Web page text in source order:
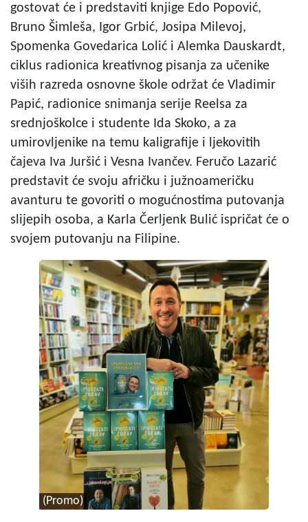
gostovat će i predstaviti knjige Edo Popović,
Bruno Šimleša, Igor Grbić, Josipa Milevoj,
Spomenka Govedarica Lolić i Alemka Dauskardt,
ciklus radionica kreativnog pisanja za učenike
viših razreda osnovne škole održat će Vladimir
Papić, radionice snimanja serije Reelsa za
srednjoškolce i studente Ida Skoko, a za
umirovljenike na temu kaligrafije i ljekovitih
čajeva Iva Juršić i Vesna Ivančev. Feručo Lazarić
predstavit će svoju afričku i južnoameričku
avanturu te govoriti o mogućnostima putovanja
slijepih osoba, a Karla Čerljenk Bulić ispričat će o
svojem putovanju na Filipine.
(Promo)